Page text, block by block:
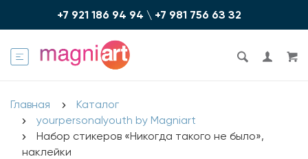
+7 921 186 94 94 \ +7 981 756 6З З2
Главная
Каталог
yourpersonalyouth by Magniart
Набор стикеров «Никогда такого не было»,
наклейки